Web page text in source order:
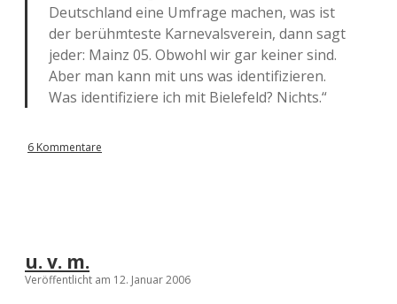
Deutschland eine Umfrage machen, was ist
der berühmteste Karnevalsverein, dann sagt
jeder: Mainz 05. Obwohl wir gar keiner sind.
Aber man kann mit uns was identifizieren.
Was identifiziere ich mit Bielefeld? Nichts.“
6 Kommentare
u. v. m.
Veröffentlicht am 12. Januar 2006